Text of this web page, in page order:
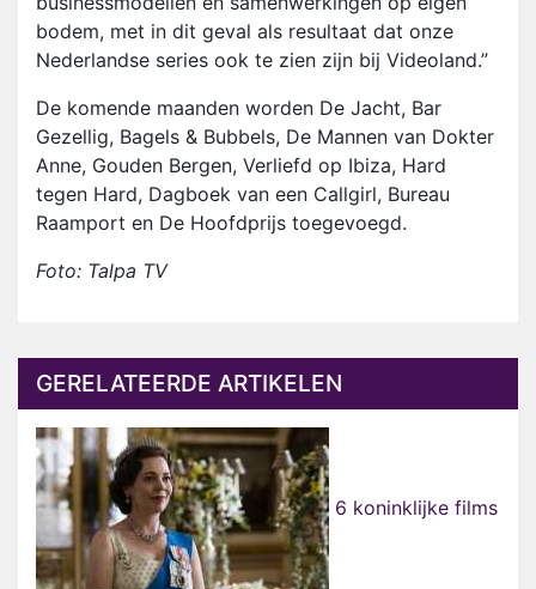
bodem, met in dit geval als resultaat dat onze
Nederlandse series ook te zien zijn bij Videoland.”
De komende maanden worden De Jacht, Bar
Gezellig, Bagels & Bubbels, De Mannen van Dokter
Anne, Gouden Bergen, Verliefd op Ibiza, Hard
tegen Hard, Dagboek van een Callgirl, Bureau
Raamport en De Hoofdprijs toegevoegd.
Foto: Talpa TV
GERELATEERDE ARTIKELEN
6 koninklijke films